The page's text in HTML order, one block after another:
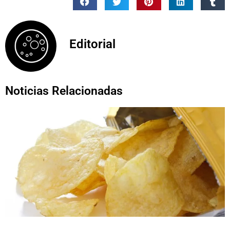
Editorial
Noticias Relacionadas